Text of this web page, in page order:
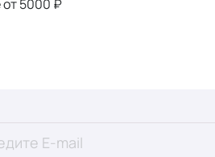
от 5000 ₽